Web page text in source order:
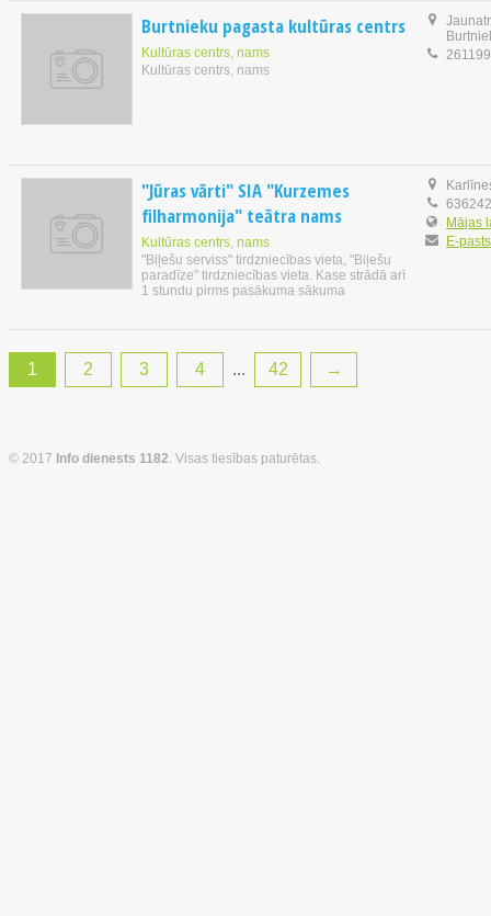
Burtnieku pagasta kultūras centrs
Kultūras centrs, nams
Kultūras centrs, nams
"Jūras vārti" SIA "Kurzemes
filharmonija" teātra nams
Kultūras centrs, nams
"Biļešu serviss" tirdzniecības vieta, "Biļešu
paradīze" tirdzniecības vieta. Kase strādā arī
1 stundu pirms pasākuma sākuma
Mājas
E-pasts
1 2 3 4 ... 42 →
© 2017 Info dienests 1182. Visas tiesības paturētas.